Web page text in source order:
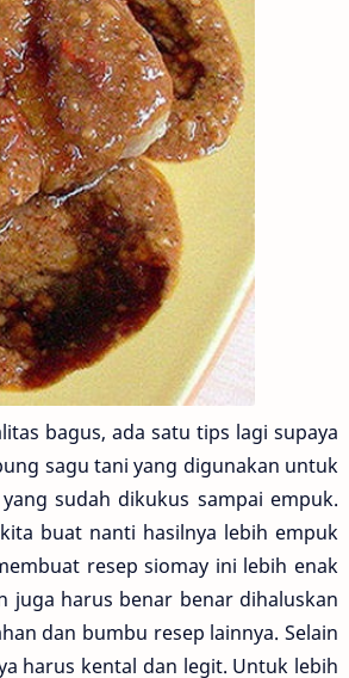
bagus, ada satu tips lagi supaya
sagu tani yang digunakan untuk
sudah dikukus sampai empuk.
buat nanti hasilnya lebih empuk
resep siomay ini lebih enak
juga harus benar benar dihaluskan
dan bumbu resep lainnya. Selain
harus kental dan legit. Untuk lebih